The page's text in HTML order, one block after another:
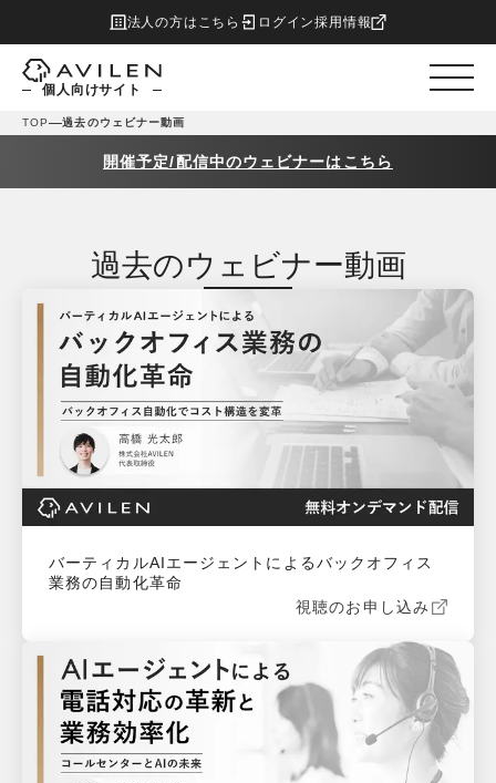
法人の方はこちら ログイン採用情報
個人向けサイト
TOP 過去のウェビナー動画
開催予定/配信中のウェビナーはこちら
過去のウェビナー動画
バーティカルAIエージェントによるバックオフィス
業務の自動化革命
視聴のお申し込み